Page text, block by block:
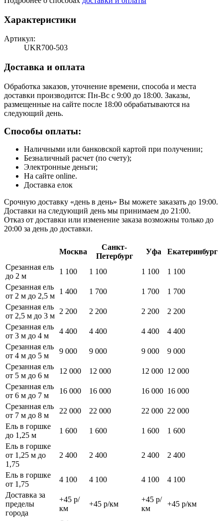
Характеристики
Артикул:
UKR700-503
Доставка и оплата
Обработка заказов, уточнение времени, способа и места
доставки производится: Пн-Вс с 9:00 до 18:00. Заказы,
размещенные на сайте после 18:00 обрабатываются на
следующий день.
Способы оплаты:
Наличными или банковской картой при получении;
Безналичный расчет (по счету);
Электронные деньги;
На сайте online.
Доставка елок
Срочную доставку «день в день» Вы можете заказать до 19:00.
Доставки на следующий день мы принимаем до 21:00.
Отказ от доставки или изменение заказа возможны только до
20:00 за день до доставки.
Москва
Санкт-
Петербург
Уфа
Екатеринбург
Срезанная ель
до 2 м
1 100 1 100 1 100
1 100
Срезанная ель
от 2 м до 2,5 м
1 400 1 700 1 700
1 700
Срезанная ель
от 2,5 м до 3 м
2 200 2 200 2 200
2 200
Срезанная ель
от 3 м до 4 м
4 400 4 400 4 400
4 400
Срезанная ель
от 4 м до 5 м
9 000 9 000 9 000
9 000
Срезанная ель
от 5 м до 6 м
12 000 12 000 12 000 12 000
Срезанная ель
от 6 м до 7 м
16 000 16 000 16 000 16 000
Срезанная ель
от 7 м до 8 м
22 000 22 000 22 000 22 000
Ель в горшке
до 1,25 м
1 600 1 600 1 600
1 600
Ель в горшке
от 1,25 м до
1,75
2 400 2 400 2 400 2 400
Ель в горшке
от 1,75
4 100 4 100 4 100
4 100
Доставка за
пределы
города
+45 р/
км
+45 р/км
+45 р/
км
+45 р/км